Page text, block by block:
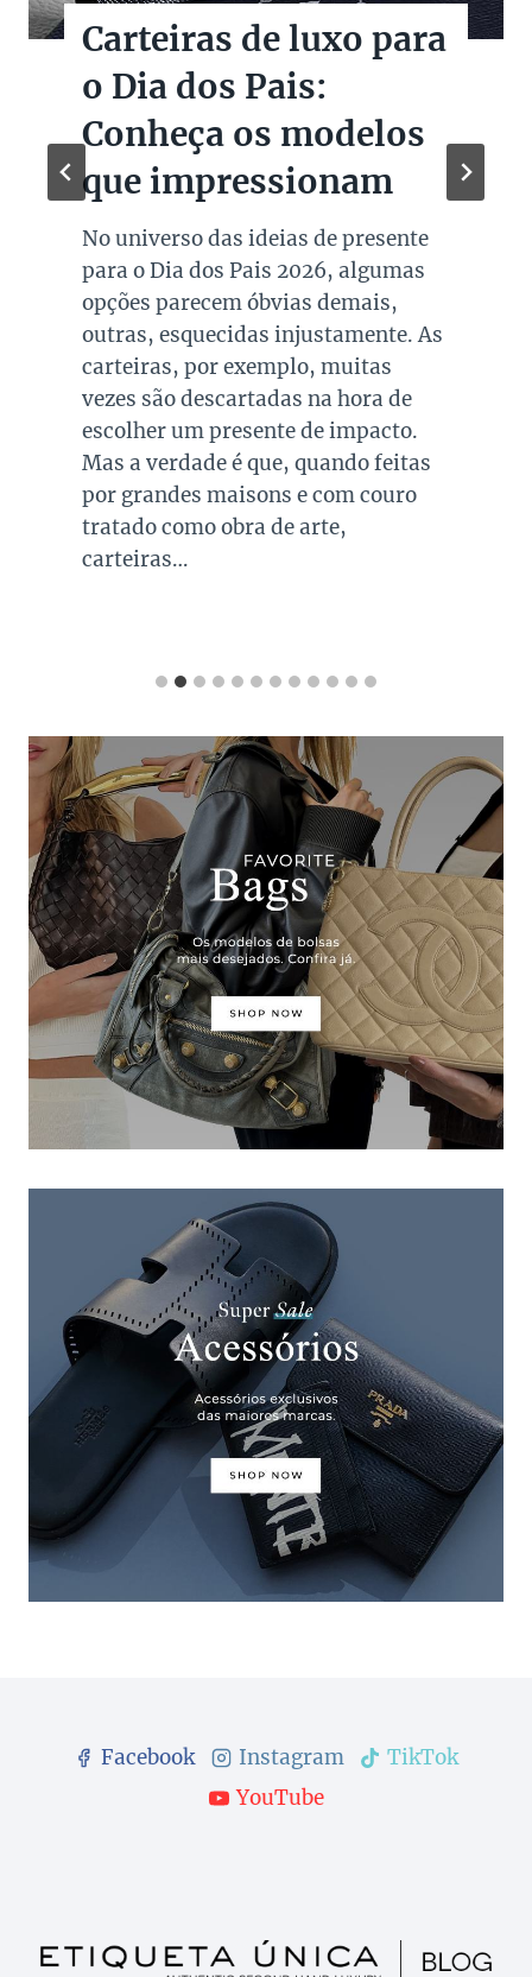
Carteiras de luxo para
o Dia dos Pais:
Conheça os modelos
que impressionam
No universo das ideias de presente
para o Dia dos Pais 2026, algumas
opções parecem óbvias demais,
outras, esquecidas injustamente. As
carteiras, por exemplo, muitas
vezes são descartadas na hora de
escolher um presente de impacto.
Mas a verdade é que, quando feitas
por grandes maisons e com couro
tratado como obra de arte,
carteiras…
Facebook Instagram
TikTok
YouTube